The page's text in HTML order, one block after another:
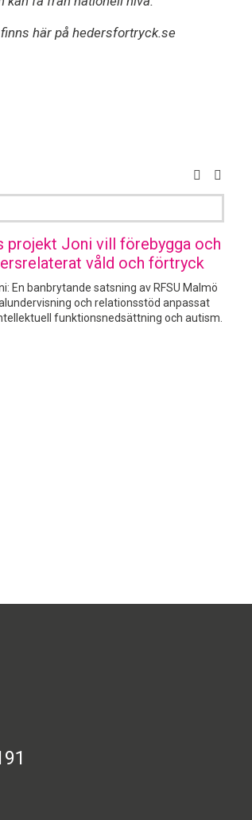
här på hedersfortryck.se
projekt Joni vill förebygga och
våld och förtryck
En banbrytande satsning av RFSU Malmö
och relationsstöd anpassat
funktionsnedsättning och autism.